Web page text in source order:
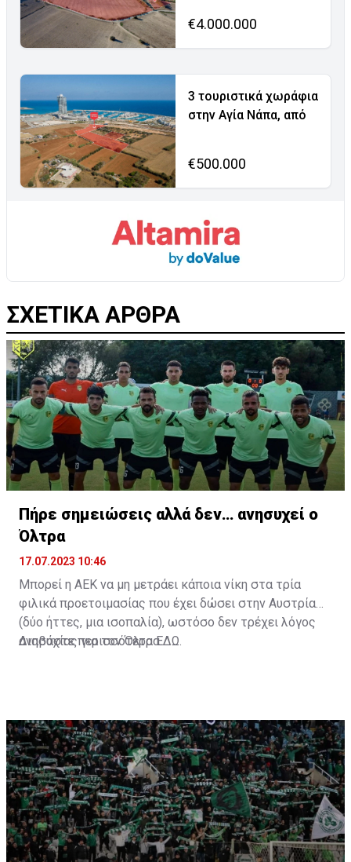
€4.000.000
3 τουριστικά χωράφια
στην Αγία Νάπα, από
€500.000
ΣΧΕΤΙΚΑ ΑΡΘΡΑ
Πήρε σημειώσεις αλλά δεν… ανησυχεί ο
Όλτρα
17.07.2023 10:46
Μπορεί η ΑΕΚ να μη μετράει κάποια νίκη στα τρία
φιλικά προετοιμασίας που έχει δώσει στην Αυστρία
(δύο ήττες, μια ισοπαλία), ωστόσο δεν τρέχει λόγος
ανησυχίας για τον Όλτρα.
Διαβάστε περισσότεραΕΔΩ.